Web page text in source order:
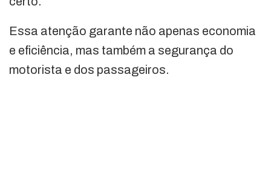
Essa atenção garante não apenas economia
e eficiência, mas também a segurança do
motorista e dos passageiros.